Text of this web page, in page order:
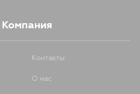
Компания
Контакты
О нас